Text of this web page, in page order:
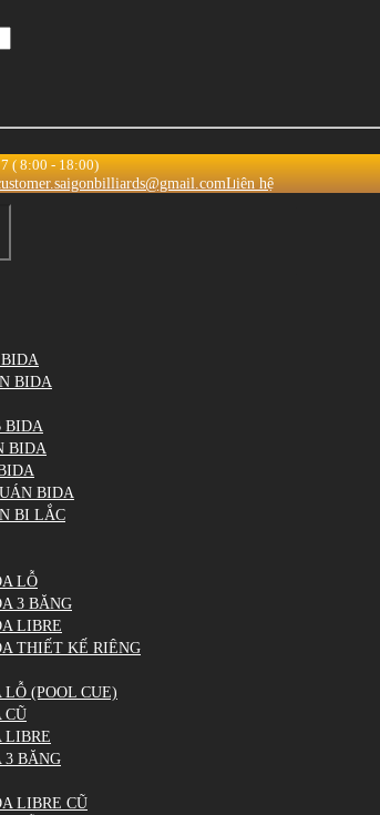
( 8:00 - 18:00)
Liên hệ
BIDA
BIDA
BIDA
BIDA
BI LẮC
LỖ
3 BĂNG
LIBRE
THIẾT KẾ RIÊNG
LỖ (POOL CUE)
CŨ
LIBRE
3 BĂNG
LIBRE CŨ